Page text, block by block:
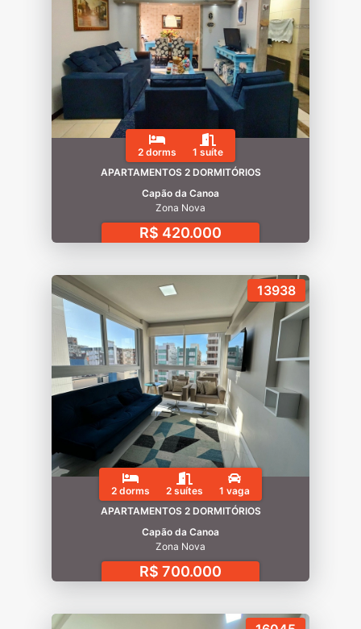
2 dorms
1 suíte
APARTAMENTOS 2 DORMITÓRIOS
Capão da Canoa
Zona Nova
R$ 420.000
13938
2 dorms 2 suítes
1 vaga
APARTAMENTOS 2 DORMITÓRIOS
Capão da Canoa
Zona Nova
R$ 700.000